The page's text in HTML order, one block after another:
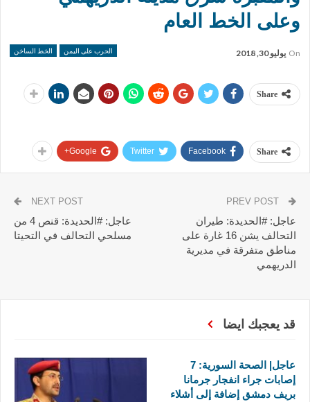
وعلى الخط العام
الحرب على اليمن الخط الساخن On يوليو 30, 2018
Share
Share
Facebook
Twitter
Google+
عاجل: #الحديدة: طيران
التحالف يشن 16 غارة على
مناطق متفرقة في مديرية
الدريهمي
NEXT POST
عاجل: #الحديدة: قنص 4 من
مسلحي التحالف في التحيتا
قد يعجبك ايضا
عاجل| الصحة السورية: 7
إصابات جراء انفجار جرمانا
بريف دمشق إضافة إلى أشلاء